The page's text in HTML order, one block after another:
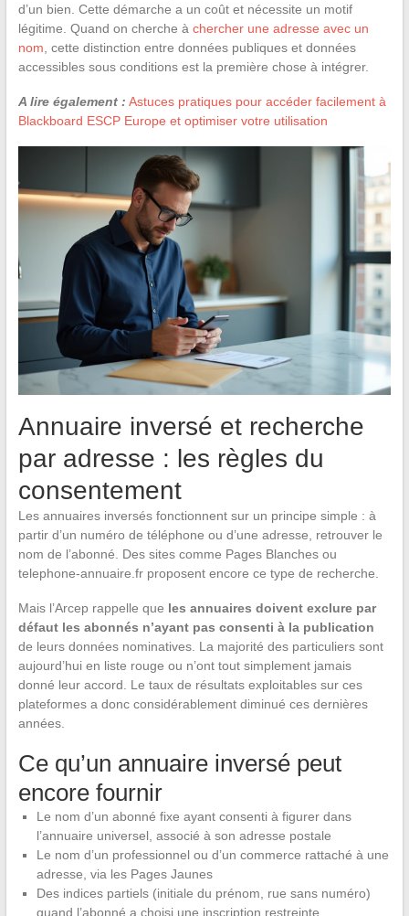
d’un bien. Cette démarche a un coût et nécessite un motif
légitime. Quand on cherche à chercher une adresse avec un
nom , cette distinction entre données publiques et données
accessibles sous conditions est la première chose à intégrer.
A lire également : Astuces pratiques pour accéder facilement à
Blackboard ESCP Europe et optimiser votre utilisation
Annuaire inversé et recherche
par adresse : les règles du
consentement
Les annuaires inversés fonctionnent sur un principe simple : à
partir d’un numéro de téléphone ou d’une adresse, retrouver le
nom de l’abonné. Des sites comme Pages Blanches ou
telephone-annuaire.fr proposent encore ce type de recherche.
Mais l’Arcep rappelle que les annuaires doivent exclure par
défaut les abonnés n’ayant pas consenti à la publication
de leurs données nominatives. La majorité des particuliers sont
aujourd’hui en liste rouge ou n’ont tout simplement jamais
donné leur accord. Le taux de résultats exploitables sur ces
plateformes a donc considérablement diminué ces dernières
années.
Ce qu’un annuaire inversé peut
encore fournir
Le nom d’un abonné fixe ayant consenti à figurer dans
l’annuaire universel, associé à son adresse postale
Le nom d’un professionnel ou d’un commerce rattaché à une
adresse, via les Pages Jaunes
Des indices partiels (initiale du prénom, rue sans numéro)
quand l’abonné a choisi une inscription restreinte